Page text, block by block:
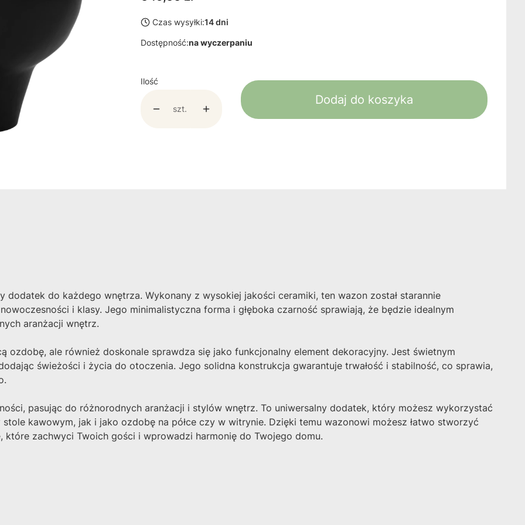
Czas wysyłki:14 dni
Dostępność:na wyczerpaniu
Ilość
szt.
Dodaj do koszyka
do każdego wnętrza. Wykonany z wysokiej jakości ceramiki, ten wazon został starannie
i klasy. Jego minimalistyczna forma i głęboka czarność sprawiają, że będzie idealnym
aranżacji wnętrz.
ozdobę, ale również doskonale sprawdza się jako funkcjonalny element dekoracyjny. Jest świetnym
świeżości i życia do otoczenia. Jego solidna konstrukcja gwarantuje trwałość i stabilność, co sprawia,
pasując do różnorodnych aranżacji i stylów wnętrz. To uniwersalny dodatek, który możesz wykorzystać
kawowym, jak i jako ozdobę na półce czy w witrynie. Dzięki temu wazonowi możesz łatwo stworzyć
zachwyci Twoich gości i wprowadzi harmonię do Twojego domu.